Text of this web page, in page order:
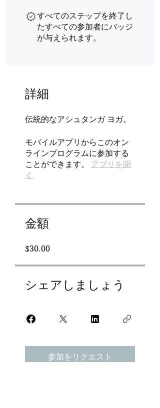
すべてのステップを終了し
たすべての参加者にバッジ
が与えられます。
詳細
伝統的なアシュタンガ ヨガ。
モバイルアプリからこのオン
ラインプログラムに参加する
ことができます。
アプリを開
く
金額
$30.00
シェアしましょう
参加をリクエスト